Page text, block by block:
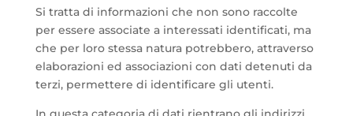
Si tratta di informazioni che non sono raccolte
per essere associate a interessati identificati, ma
che per loro stessa natura potrebbero, attraverso
elaborazioni ed associazioni con dati detenuti da
terzi, permettere di identificare gli utenti.